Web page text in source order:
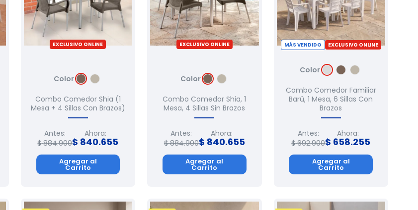
EXCLUSIVO ONLINE
Color
Combo Comedor Shia (1
Mesa + 4 Sillas Con Brazos)
Antes:
$ 884.900
Ahora:
$ 840.655
Agregar al
Carrito
EXCLUSIVO ONLINE
Color
Combo Comedor Shia, 1
Mesa, 4 Sillas Sin Brazos
Antes:
$ 884.900
Ahora:
$ 840.655
Agregar al
Carrito
MÁS VENDIDO EXCLUSIVO ONLINE
Color
Combo Comedor Familiar
Barú, 1 Mesa, 6 Sillas Con
Brazos
Antes:
$ 692.900
Ahora:
$ 658.255
Agregar al
Carrito